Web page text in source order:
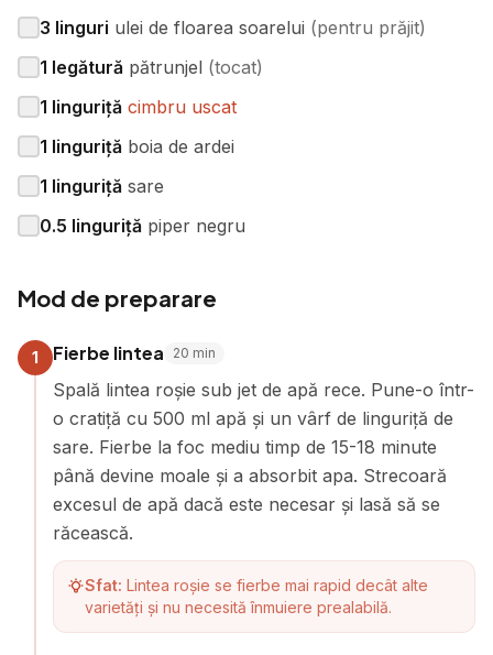
3 linguri ulei de floarea soarelui (pentru prăjit)
1 legătură pătrunjel (tocat)
1 linguriță cimbru uscat
1 linguriță boia de ardei
1 linguriță sare
0.5 linguriță piper negru
Mod de preparare
1 Fierbe lintea 20 min
Spală lintea roșie sub jet de apă rece. Pune-o într-
o cratiță cu 500 ml apă și un vârf de linguriță de
sare. Fierbe la foc mediu timp de 15-18 minute
până devine moale și a absorbit apa. Strecoară
excesul de apă dacă este necesar și lasă să se
răcească.
Sfat: Lintea roșie se fierbe mai rapid decât alte
varietăți și nu necesită înmuiere prealabilă.